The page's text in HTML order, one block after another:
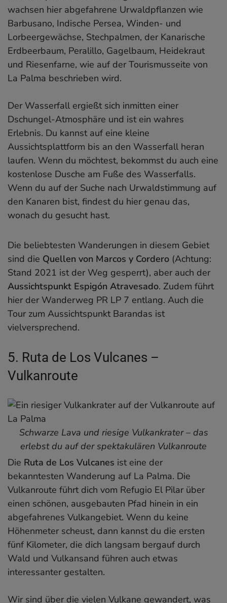
wachsen hier abgefahrene Urwaldpflanzen wie
Barbusano, Indische Persea, Winden- und
Lorbeergewächse, Stechpalmen, der Kanarische
Erdbeerbaum, Peralillo, Gagelbaum, Heidekraut
und Riesenfarne, wie auf der Tourismusseite von
La Palma beschrieben wird.
Der Wasserfall ergießt sich inmitten einer
Dschungel-Atmosphäre und ist ein wahres
Erlebnis. Du kannst auf eine kleine
Aussichtsplattform bis an den Wasserfall heran
laufen. Wenn du möchtest, bekommst du auch eine
kostenlose Dusche am Fuße des Wasserfalls.
Wenn du auf der Suche nach Urwaldstimmung auf
den Kanaren bist, findest du hier genau das,
wonach du gesucht hast.
Die beliebtesten Wanderungen in diesem Gebiet
sind die Quellen von Marcos y Cordero (Achtung:
Stand 2021 ist der Weg gesperrt), aber auch der
Aussichtspunkt Espigón Atravesado. Zudem führt
hier der Wanderweg PR LP 7 entlang. Auch die
Tour zum Aussichtspunkt Barandas ist
vielversprechend.
5. Ruta de Los Vulcanes –
Vulkanroute
Schwarze Lava und riesige Vulkankrater – das
erlebst du auf der spektakulären Vulkanroute
Die Ruta de Los Vulcanes ist eine der
bekanntesten Wanderung auf La Palma. Die
Vulkanroute führt dich vom Refugio El Pilar über
einen schönen, ausgebauten Pfad hinein in ein
abgefahrenes Vulkangebiet. Wenn du keine
Höhenmeter scheust, dann kannst du die ersten
fünf Kilometer, die dich langsam bergauf durch
Wald und Vulkansand führen auch etwas
interessanter gestalten.
Wir sind über die vielen Vulkane gewandert, was